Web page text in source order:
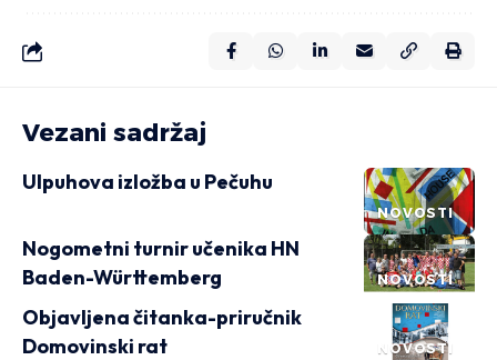
Vezani sadržaj
NOVOSTI
Ulpuhova izložba u Pečuhu
NOVOSTI
Nogometni turnir učenika HN
Baden-Württemberg
NOVOSTI
Objavljena čitanka-priručnik
Domovinski rat